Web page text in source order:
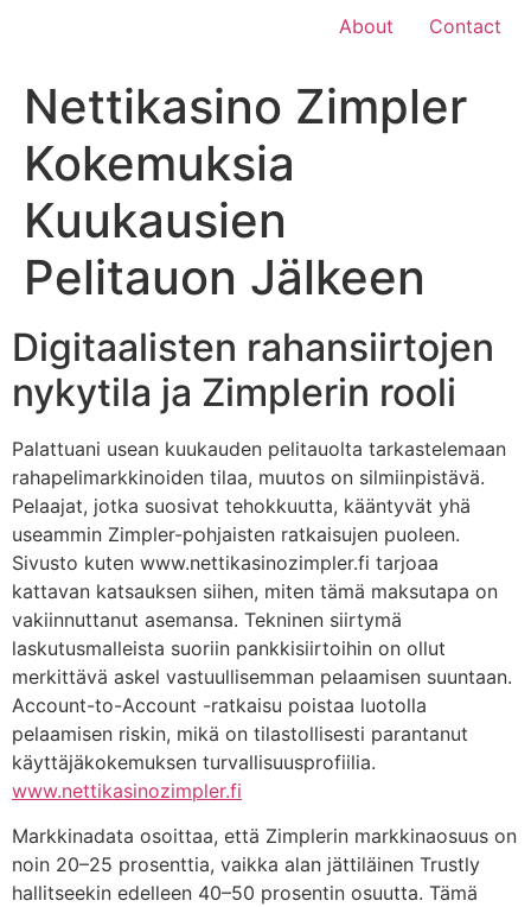
About Contact
Nettikasino Zimpler
Kokemuksia
Kuukausien
Pelitauon Jälkeen
Digitaalisten rahansiirtojen
nykytila ja Zimplerin rooli
Palattuani usean kuukauden pelitauolta tarkastelemaan
rahapelimarkkinoiden tilaa, muutos on silmiinpistävä.
Pelaajat, jotka suosivat tehokkuutta, kääntyvät yhä
useammin Zimpler-pohjaisten ratkaisujen puoleen.
Sivusto kuten www.nettikasinozimpler.fi tarjoaa
kattavan katsauksen siihen, miten tämä maksutapa on
vakiinnuttanut asemansa. Tekninen siirtymä
laskutusmalleista suoriin pankkisiirtoihin on ollut
merkittävä askel vastuullisemman pelaamisen suuntaan.
Account-to-Account -ratkaisu poistaa luotolla
pelaamisen riskin, mikä on tilastollisesti parantanut
käyttäjäkokemuksen turvallisuusprofiilia.
www.nettikasinozimpler.fi
Markkinadata osoittaa, että Zimplerin markkinaosuus on
noin 20–25 prosenttia, vaikka alan jättiläinen Trustly
hallitseekin edelleen 40–50 prosentin osuutta. Tämä